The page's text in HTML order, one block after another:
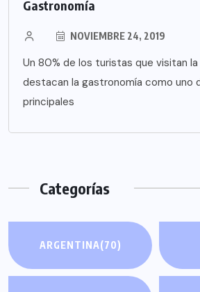
Gastronomía
NOVIEMBRE 24, 2019
Un 80% de los turistas que visitan la
destacan la gastronomía como uno
principales
Categorías
ARGENTINA(70)